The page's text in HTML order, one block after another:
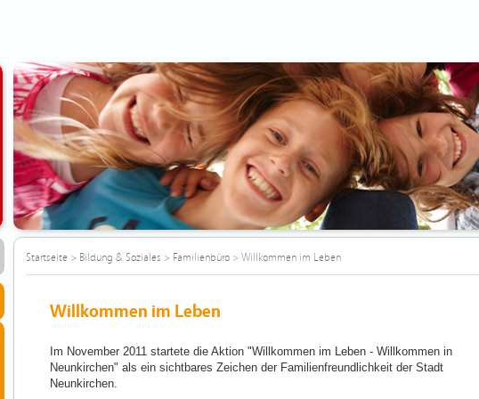
Startseite> Bildung & Soziales > Familienbüro> Willkommen im Leben
Willkommen im Leben
Im November 2011 startete die Aktion "Willkommen im Leben - Willkommen in
Neunkirchen" als ein sichtbares Zeichen der Familienfreundlichkeit der Stadt
Neunkirchen.